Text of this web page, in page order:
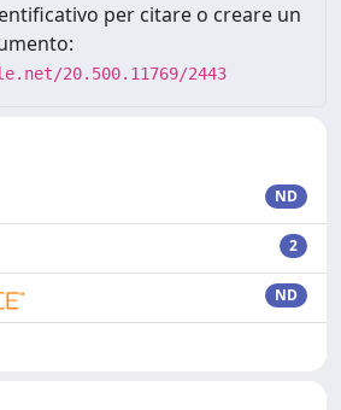
per citare o creare un
20.500.11769/2443
ND
2
ND